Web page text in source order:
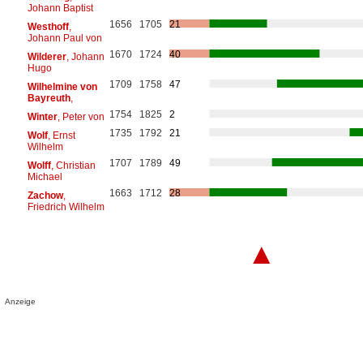
Johann Baptist
Westhoff,
Johann Paul von
1656 1705 21
Wilderer, Johann
Hugo
1670 1724 40
Wilhelmine von
Bayreuth,
1709 1758 47
Winter, Peter von 1754 1825
2
Wolf, Ernst
Wilhelm
1735 1792 21
Wolff, Christian
Michael
1707 1789 49
Zachow,
Friedrich Wilhelm
1663 1712 28
▲
Anzeige